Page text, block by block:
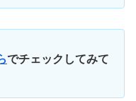
でチェックしてみて